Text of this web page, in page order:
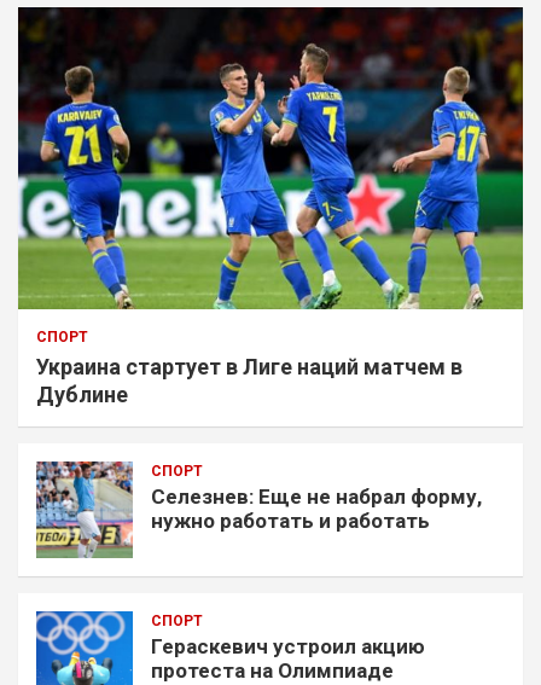
СПОРТ
Украина стартует в Лиге наций матчем в
Дублине
СПОРТ
Селезнев: Еще не набрал форму,
нужно работать и работать
СПОРТ
Гераскевич устроил акцию
протеста на Олимпиаде